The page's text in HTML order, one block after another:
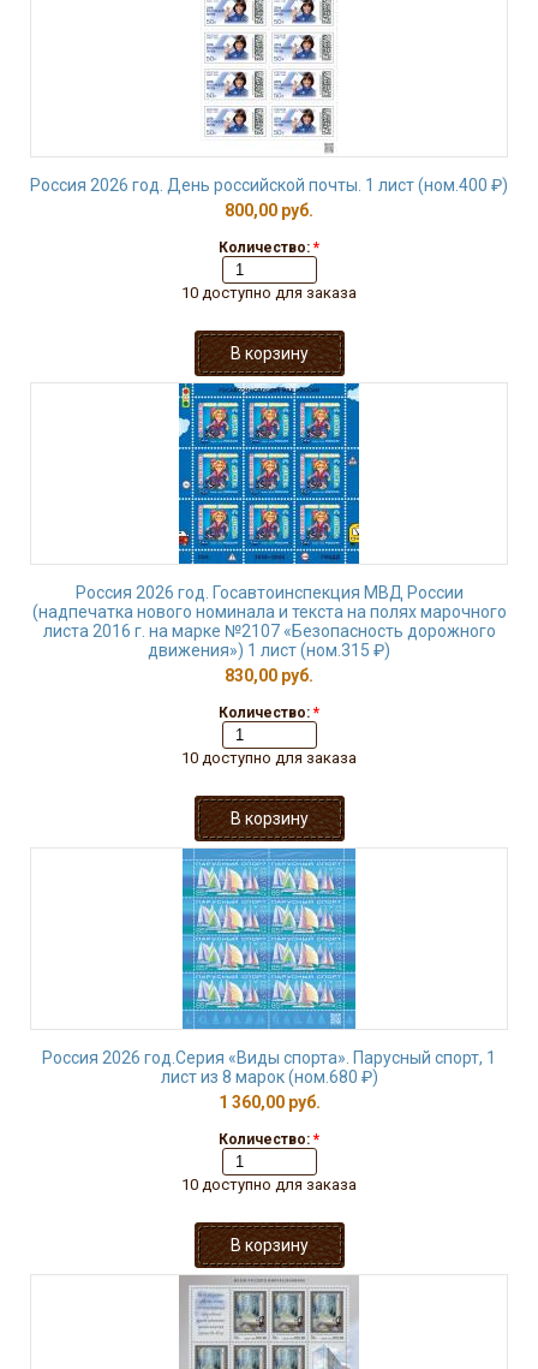
Россия 2026 год. День российской почты. 1 лист (ном.400 ₽)
800,00 руб.
Количество: *
10 доступно для заказа
Россия 2026 год. Госавтоинспекция МВД России
(надпечатка нового номинала и текста на полях марочного
листа 2016 г. на марке №2107 «Безопасность дорожного
движения») 1 лист (ном.315 ₽)
830,00 руб.
Количество: *
10 доступно для заказа
Россия 2026 год.Серия «Виды спорта». Парусный спорт, 1
лист из 8 марок (ном.680 ₽)
1 360,00 руб.
Количество: *
10 доступно для заказа